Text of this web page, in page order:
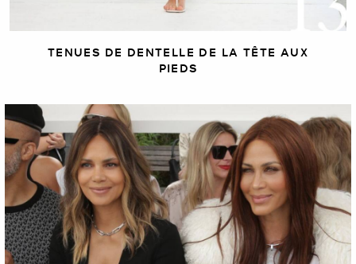
TENUES DE DENTELLE DE LA TÊTE AUX
PIEDS